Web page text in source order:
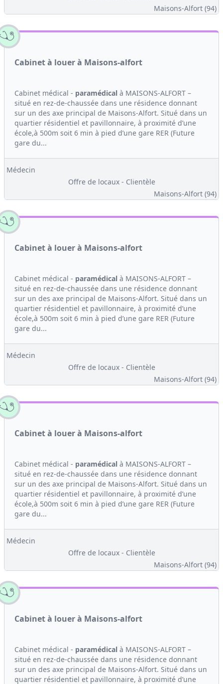
Maisons-Alfort (94)
Cabinet à louer à Maisons-alfort
Cabinet médical - paramédical à MAISONS-ALFORT –
situé en rez-de-chaussée dans une résidence donnant
sur un des axe principal de Maisons-Alfort. Situé dans un
quartier résidentiel et pavillonnaire, à proximité d’une
école,à 500m soit 6 min à pied d’une gare RER (Future
gare du...
Médecin
Offre de locaux - Clientèle
Maisons-Alfort (94)
Cabinet à louer à Maisons-alfort
Cabinet médical - paramédical à MAISONS-ALFORT –
situé en rez-de-chaussée dans une résidence donnant
sur un des axe principal de Maisons-Alfort. Situé dans un
quartier résidentiel et pavillonnaire, à proximité d’une
école,à 500m soit 6 min à pied d’une gare RER (Future
gare du...
Médecin
Offre de locaux - Clientèle
Maisons-Alfort (94)
Cabinet à louer à Maisons-alfort
Cabinet médical - paramédical à MAISONS-ALFORT –
situé en rez-de-chaussée dans une résidence donnant
sur un des axe principal de Maisons-Alfort. Situé dans un
quartier résidentiel et pavillonnaire, à proximité d’une
école,à 500m soit 6 min à pied d’une gare RER (Future
gare du...
Médecin
Offre de locaux - Clientèle
Maisons-Alfort (94)
Cabinet à louer à Maisons-alfort
Cabinet médical - paramédical à MAISONS-ALFORT –
situé en rez-de-chaussée dans une résidence donnant
sur un des axe principal de Maisons-Alfort. Situé dans un
quartier résidentiel et pavillonnaire, à proximité d’une